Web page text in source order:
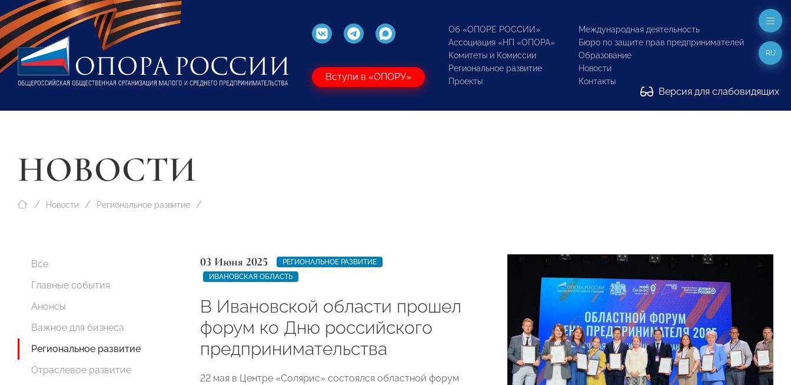
Вступи в «ОПОРУ»
Об «ОПОРЕ РОССИИ»
Ассоциация «НП «ОПОРА»
Комитеты и Комиссии
Региональное развитие
Проекты
Международная деятельность
Бюро по защите прав предпринимателей
Образование
Новости
Контакты
Версия для слабовидящих
RU
НОВОСТИ
Новости Региональное развитие
Все
Главные события
Анонсы
Важное для бизнеса
Региональное развитие
Отраслевое развитие
03 Июня 2025
РЕГИОНАЛЬНОЕ РАЗВИТИЕ
ИВАНОВСКАЯ ОБЛАСТЬ
В Ивановской области прошел
форум ко Дню российского
предпринимательства
22 мая в Центре «Солярис» состоялся областной форум